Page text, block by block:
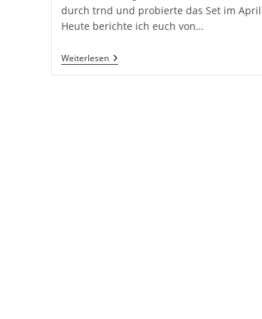
durch trnd und probierte das Set im April
Heute berichte ich euch von…
WeiterlesenVVARDIS
Set